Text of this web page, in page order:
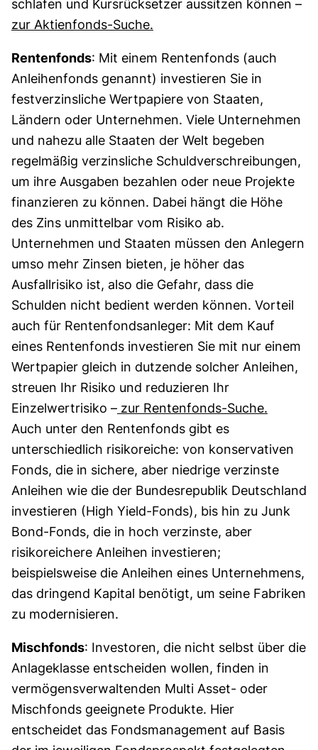
schlafen und Kursrücksetzer aussitzen können –
zur Aktienfonds-Suche.
Rentenfonds: Mit einem Rentenfonds (auch
Anleihenfonds genannt) investieren Sie in
festverzinsliche Wertpapiere von Staaten,
Ländern oder Unternehmen. Viele Unternehmen
und nahezu alle Staaten der Welt begeben
regelmäßig verzinsliche Schuldverschreibungen,
um ihre Ausgaben bezahlen oder neue Projekte
finanzieren zu können. Dabei hängt die Höhe
des Zins unmittelbar vom Risiko ab.
Unternehmen und Staaten müssen den Anlegern
umso mehr Zinsen bieten, je höher das
Ausfallrisiko ist, also die Gefahr, dass die
Schulden nicht bedient werden können. Vorteil
auch für Rentenfondsanleger: Mit dem Kauf
eines Rentenfonds investieren Sie mit nur einem
Wertpapier gleich in dutzende solcher Anleihen,
streuen Ihr Risiko und reduzieren Ihr
Einzelwertrisiko – zur Rentenfonds-Suche.
Auch unter den Rentenfonds gibt es
unterschiedlich risikoreiche: von konservativen
Fonds, die in sichere, aber niedrige verzinste
Anleihen wie die der Bundesrepublik Deutschland
investieren (High Yield-Fonds), bis hin zu Junk
Bond-Fonds, die in hoch verzinste, aber
risikoreichere Anleihen investieren;
beispielsweise die Anleihen eines Unternehmens,
das dringend Kapital benötigt, um seine Fabriken
zu modernisieren.
Mischfonds: Investoren, die nicht selbst über die
Anlageklasse entscheiden wollen, finden in
vermögensverwaltenden Multi Asset- oder
Mischfonds geeignete Produkte. Hier
entscheidet das Fondsmanagement auf Basis